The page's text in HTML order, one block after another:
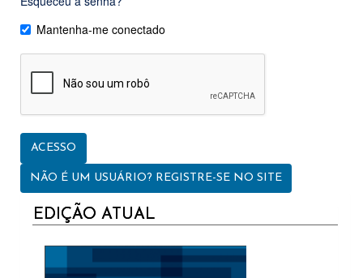
Mantenha-me conectado
ACESSO
NÃO É UM USUÁRIO? REGISTRE-SE NO SITE
CURRENT
EDIÇÃO ATUAL